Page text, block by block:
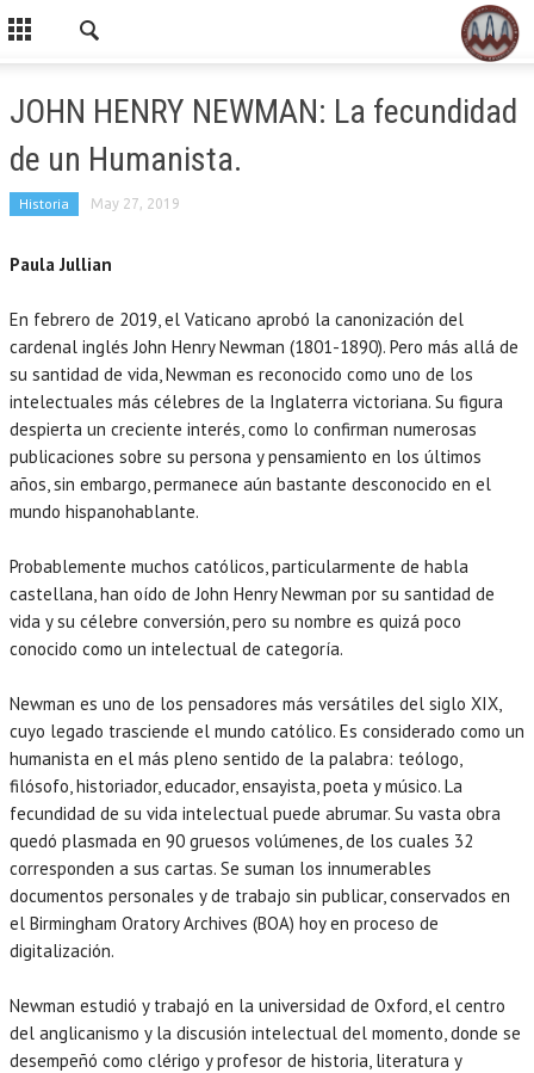
JOHN HENRY NEWMAN: La fecundidad
de un Humanista.
Historia May 27, 2019
Paula Jullian
En febrero de 2019, el Vaticano aprobó la canonización del
cardenal inglés John Henry Newman (1801-1890). Pero más allá de
su santidad de vida, Newman es reconocido como uno de los
intelectuales más célebres de la Inglaterra victoriana. Su figura
despierta un creciente interés, como lo confirman numerosas
publicaciones sobre su persona y pensamiento en los últimos
años, sin embargo, permanece aún bastante desconocido en el
mundo hispanohablante.
Probablemente muchos católicos, particularmente de habla
castellana, han oído de John Henry Newman por su santidad de
vida y su célebre conversión, pero su nombre es quizá poco
conocido como un intelectual de categoría.
Newman es uno de los pensadores más versátiles del siglo XIX,
cuyo legado trasciende el mundo católico. Es considerado como un
humanista en el más pleno sentido de la palabra: teólogo,
filósofo, historiador, educador, ensayista, poeta y músico. La
fecundidad de su vida intelectual puede abrumar. Su vasta obra
quedó plasmada en 90 gruesos volúmenes, de los cuales 32
corresponden a sus cartas. Se suman los innumerables
documentos personales y de trabajo sin publicar, conservados en
el Birmingham Oratory Archives (BOA) hoy en proceso de
digitalización.
Newman estudió y trabajó en la universidad de Oxford, el centro
del anglicanismo y la discusión intelectual del momento, donde se
desempeñó como clérigo y profesor de historia, literatura y